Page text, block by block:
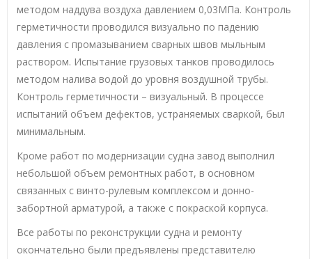
методом наддува воздуха давлением 0,03МПа. Контроль
герметичности проводился визуально по падению
давления с промазыванием сварных швов мыльным
раствором. Испытание грузовых танков проводилось
методом налива водой до уровня воздушной трубы.
Контроль герметичности – визуальный. В процессе
испытаний объем дефектов, устраняемых сваркой, был
минимальным.
Кроме работ по модернизации судна завод выполнил
небольшой объем ремонтных работ, в основном
связанных с винто-рулевым комплексом и донно-
забортной арматурой, а также с покраской корпуса.
Все работы по реконструкции судна и ремонту
окончательно были предъявлены представителю